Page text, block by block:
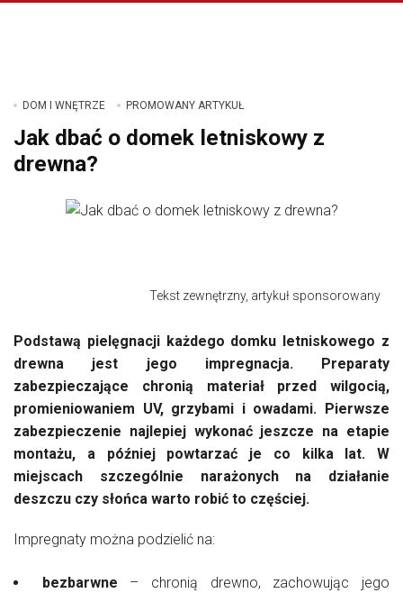
DOM I WNĘTRZE PROMOWANY ARTYKUŁ
Jak dbać o domek letniskowy z
drewna?
Tekst zewnętrzny, artykuł sponsorowany
Podstawą pielęgnacji każdego domku letniskowego z
drewna jest jego impregnacja. Preparaty
zabezpieczające chronią materiał przed wilgocią,
promieniowaniem UV, grzybami i owadami. Pierwsze
zabezpieczenie najlepiej wykonać jeszcze na etapie
montażu, a później powtarzać je co kilka lat. W
miejscach szczególnie narażonych na działanie
deszczu czy słońca warto robić to częściej.
Impregnaty można podzielić na:
bezbarwne – chronią drewno, zachowując jego